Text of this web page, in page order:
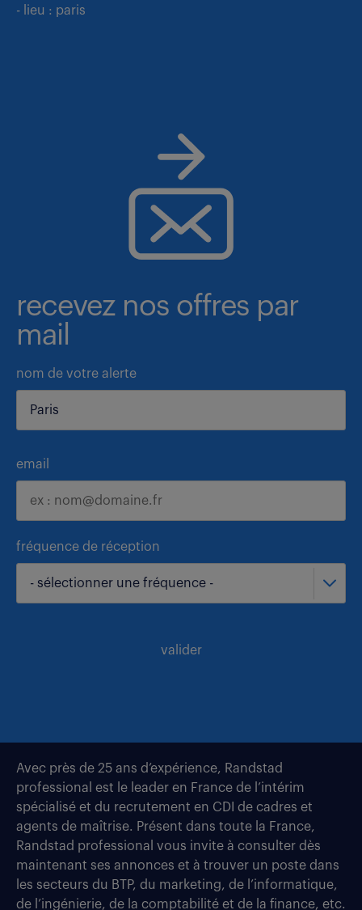
- lieu : paris
recevez nos offres par
mail
nom de votre alerte
email
fréquence de réception
- sélectionner une fréquence -
valider
Avec près de 25 ans d’expérience, Randstad
professional est le leader en France de l’intérim
spécialisé et du recrutement en CDI de cadres et
agents de maîtrise. Présent dans toute la France,
Randstad professional vous invite à consulter dès
maintenant ses annonces et à trouver un poste dans
les secteurs du BTP, du marketing, de l’informatique,
de l’ingénierie, de la comptabilité et de la finance, etc.